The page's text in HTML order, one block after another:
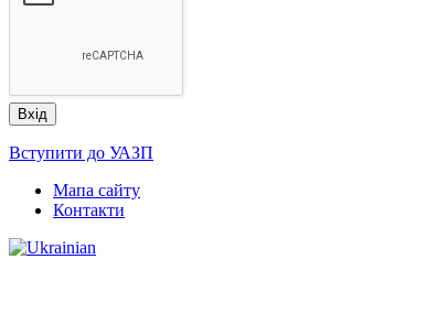
Вступити до УАЗП
Мапа сайту
Контакти